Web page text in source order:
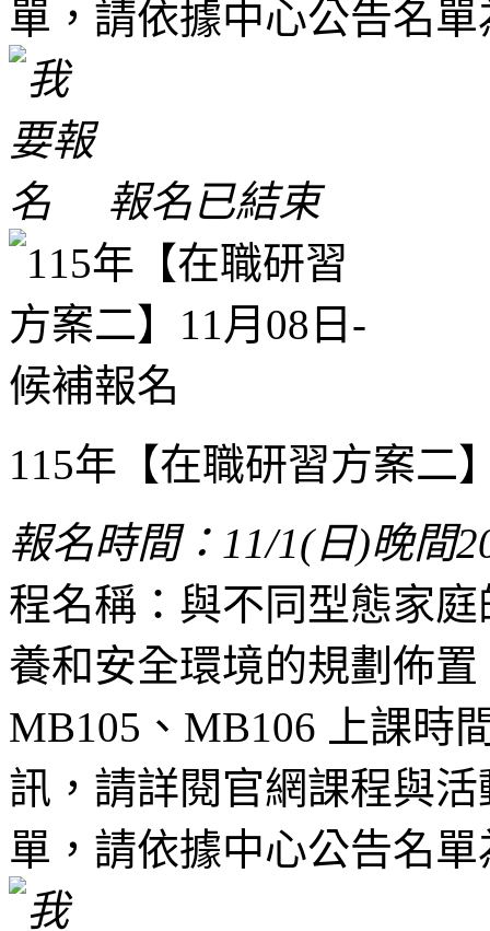
單，請依據中心公告名單
報名已結束
115年【在職研習方案二
報名時間：11/1(日)晚間
程名稱：與不同型態家
養和安全環境的規劃佈
MB105、MB106 上課時
訊，請詳閱官網課程與
單，請依據中心公告名單